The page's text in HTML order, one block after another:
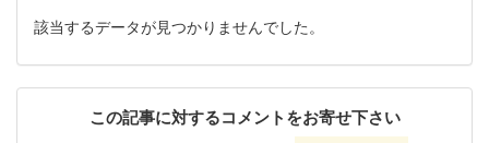
該当するデータが見つかりませんでした。
この記事に対するコメントをお寄せ下さい